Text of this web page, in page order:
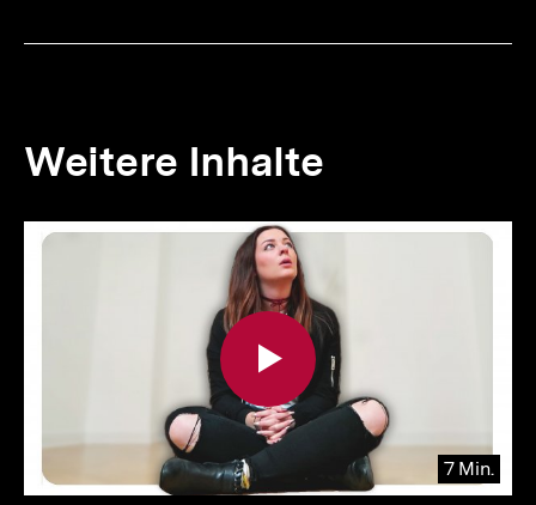
Weitere Inhalte
Inhaltskarousell
Inhaltskarussell
7 Min.